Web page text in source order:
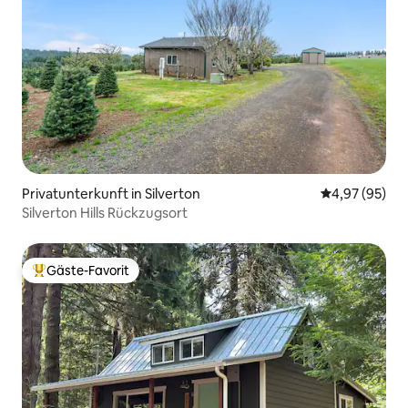
Privatunterkunft in Silverton
4,97 (95)
Silverton Hills Rückzugsort
Beliebter Gäste-Favorit.
Gäste-Favorit